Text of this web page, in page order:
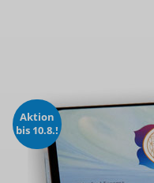
Aktion
bis 10.8.!